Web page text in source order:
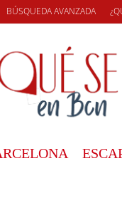
BÚSQUEDA AVANZADA